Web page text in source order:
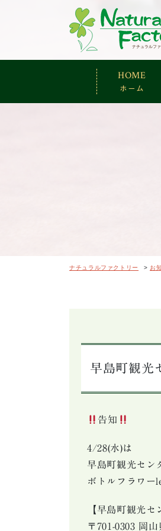
ナチュ
HOME
ホーム
ナチュラルファクトリー > お
早島町観光
告知
4/28(水)は
早島町観光セン
ボトルフラワー
【早島町観光セ
〒701-0303 岡